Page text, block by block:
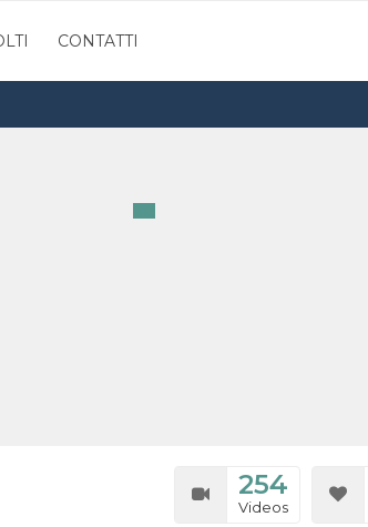
CONTATTI
254
Videos